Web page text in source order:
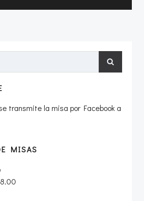
transmite la misa por Facebook a
MISAS